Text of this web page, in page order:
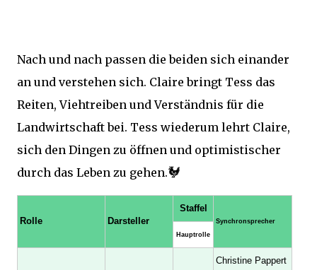
Nach und nach passen die beiden sich einander
an und verstehen sich. Claire bringt Tess das
Reiten, Viehtreiben und Verständnis für die
Landwirtschaft bei. Tess wiederum lehrt Claire,
sich den Dingen zu öffnen und optimistischer
durch das Leben zu gehen.🐓
Rolle Darsteller
Staffel
Synchronsprecher
Hauptrolle
Christine Pappert